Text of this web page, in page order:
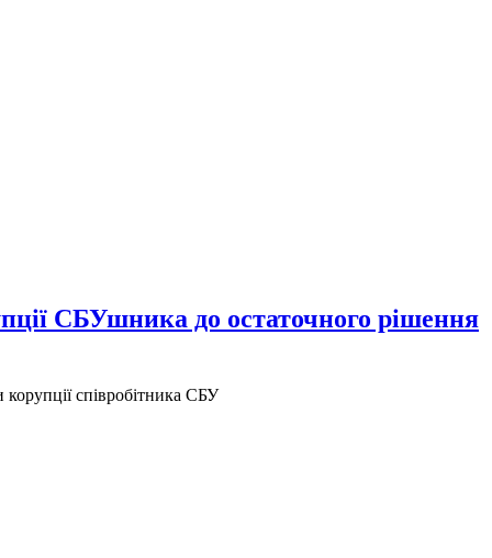
СБУшника до остаточного рішення
співробітника СБУ